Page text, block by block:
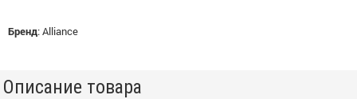
Бренд:Alliance
Описание товара